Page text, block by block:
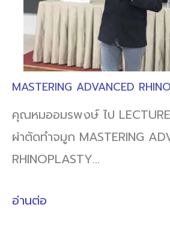
MASTERING ADVANCED
คุณหมออมรพงษ์ ไป
ผ่าตัดทำจมูก MASTERING
RHINOPLASTY…
อ่านต่อ